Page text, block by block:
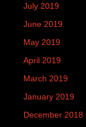
July 2019
June 2019
May 2019
April 2019
March 2019
January 2019
December 2018